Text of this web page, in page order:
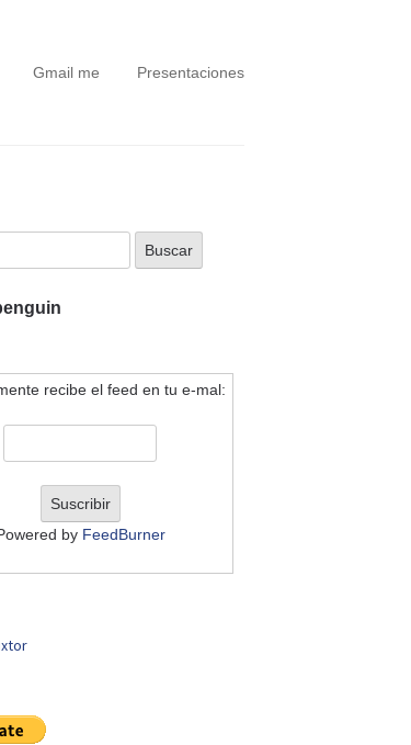
Gmail me Presentaciones
recibe el feed en tu e-mal:
by FeedBurner